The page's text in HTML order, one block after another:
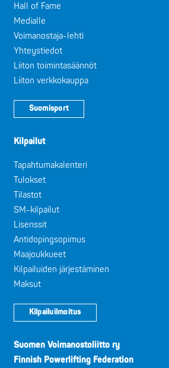
Hall of Fame
Medialle
Voimanostaja-lehti
Yhteystiedot
Liiton toimintasäännöt
Liiton verkkokauppa
Suomisport
Kilpailut
Tapahtumakalenteri
Tulokset
Tilastot
SM-kilpailut
Lisenssit
Antidopingsopimus
Maajoukkueet
Kilpailuiden järjestäminen
Maksut
Kilpailuilmoitus
Suomen Voimanostoliitto ry
Finnish Powerlifting Federation